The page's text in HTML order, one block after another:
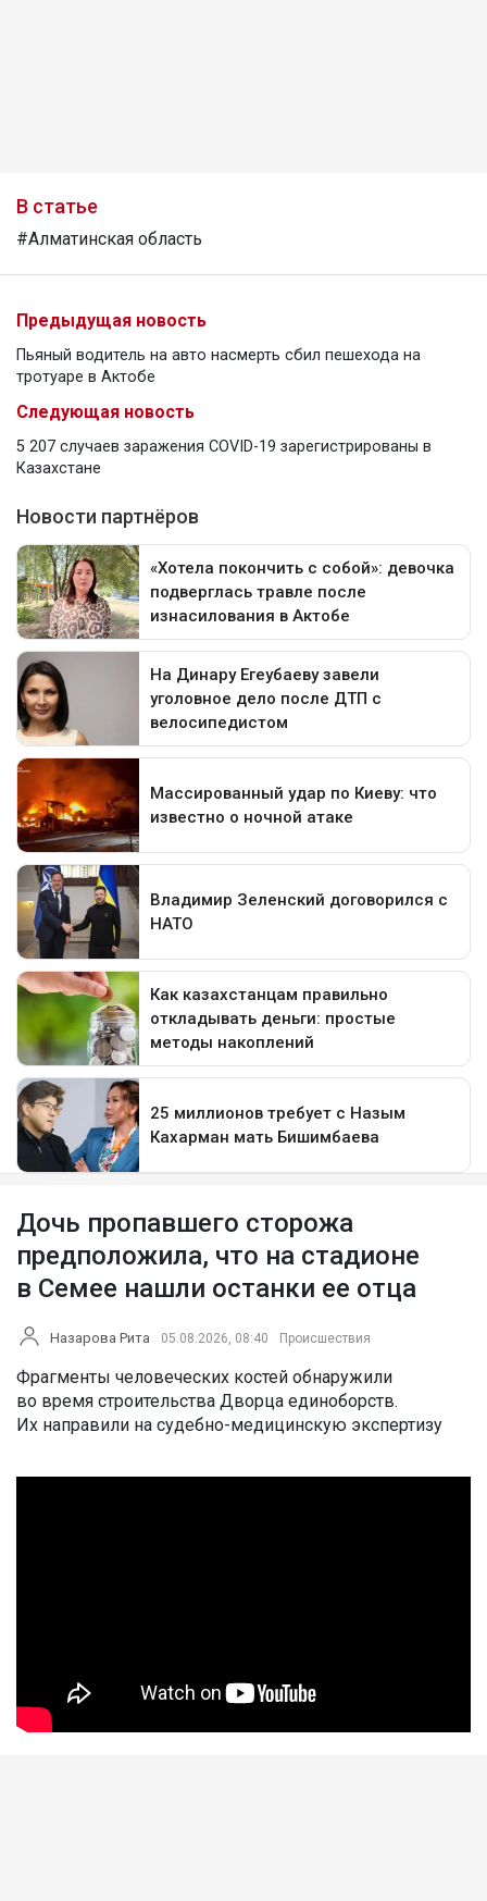
В статье
#Алматинская область
Предыдущая новость
Пьяный водитель на авто насмерть сбил пешехода на
тротуаре в Актобе
Следующая новость
5 207 случаев заражения COVID-19 зарегистрированы в
Казахстане
Дочь пропавшего сторожа
предположила, что на стадионе
в Семее нашли останки ее отца
Назарова Рита 05.08.2026, 08:40 Происшествия
Фрагменты человеческих костей обнаружили
во время строительства Дворца единоборств.
Их направили на судебно-медицинскую экспертизу